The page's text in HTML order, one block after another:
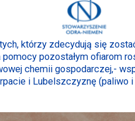
którzy zdecydują się
pozostałym ofiarom
chemii gospodarczej,-
i Lubelszczyznę